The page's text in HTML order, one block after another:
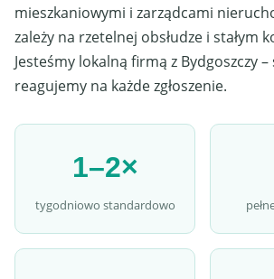
mieszkaniowymi i zarządcami
zależy na rzetelnej obsłudze i stałym
Jesteśmy lokalną firmą z Bydgoszczy –
reagujemy na każde zgłoszenie.
1–2×
tygodniowo standardowo